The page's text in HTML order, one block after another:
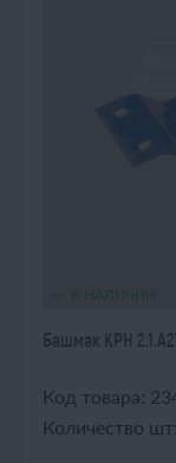
В НАЛИЧИИ
Башмак КРН
Код товара:
Количество шт: